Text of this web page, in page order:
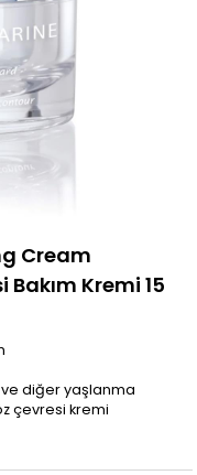
Cream
Bakım Kremi 15
ve diğer yaşlanma
çevresi kremi